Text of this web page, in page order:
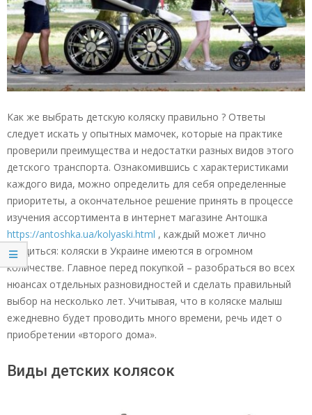
Как же выбрать детскую коляску правильно ? Ответы
следует искать у опытных мамочек, которые на практике
проверили преимущества и недостатки разных видов этого
детского транспорта. Ознакомившись с характеристиками
каждого вида, можно определить для себя определенные
приоритеты, а окончательное решение принять в процессе
изучения ассортимента в интернет магазине Антошка
https://antoshka.ua/kolyaski.html , каждый может лично
убедиться: коляски в Украине имеются в огромном
количестве. Главное перед покупкой – разобраться во всех
нюансах отдельных разновидностей и сделать правильный
выбор на несколько лет. Учитывая, что в коляске малыш
ежедневно будет проводить много времени, речь идет о
приобретении «второго дома».
Виды детских колясок